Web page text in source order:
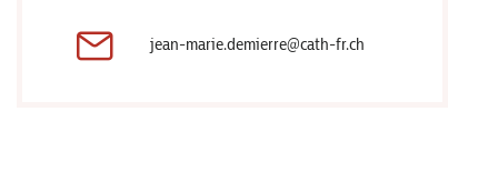
jean-marie.demierre@cath-fr.ch